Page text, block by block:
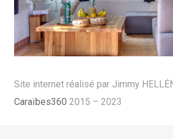
Site internet réalisé par Jimmy
Caraïbes360 2015 – 2023